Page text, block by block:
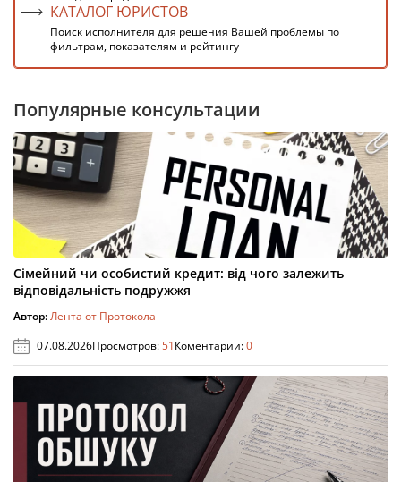
КАТАЛОГ ЮРИСТОВ
Поиск исполнителя для решения Вашей проблемы по
фильтрам, показателям и рейтингу
Популярные консультации
Сімейний чи особистий кредит: від чого залежить
відповідальність подружжя
Автор:Лента от Протокола
07.08.2026Просмотров:51Коментарии:0